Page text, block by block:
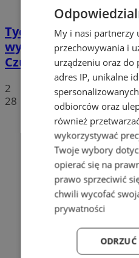
Tychy: Koncert
wyjątkowe
Czułowie
2
28
My i nasi partnerzy
przechowywania i
urządzeniu oraz do
adres IP, unikalne
odbiorców oraz
również
wykorzystywać
Twoje wybory
opierać się na
prawo sprzeciwić
chwili wycofać
prywatności